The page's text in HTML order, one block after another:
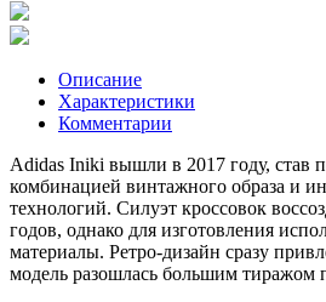
Описание
Характеристики
Комментарии
Adidas Iniki вышли в 2017 году, став
комбинацией винтажного образа и
технологий. Силуэт кроссовок
годов, однако для изготовления
материалы. Ретро-дизайн сразу
модель разошлась большим тиражом